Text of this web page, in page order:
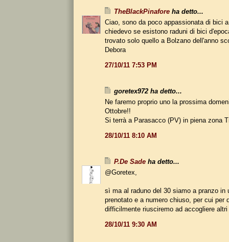
TheBlackPinafore ha detto...
Ciao, sono da poco appassionata di bici
chiedevo se esistono raduni di bici
trovato solo quello a Bolzano dell'anno
Debora
27/10/11 7:53 PM
goretex972 ha detto...
Ne faremo proprio uno la prossima
Ottobre!!
Si terrà a Parasacco (PV) in piena zona
28/10/11 8:10 AM
P.De Sade ha detto...
@Goretex,
sì ma al raduno del 30 siamo a pranzo in
prenotato e a numero chiuso, per cui per
difficilmente riusciremo ad accogliere
28/10/11 9:30 AM